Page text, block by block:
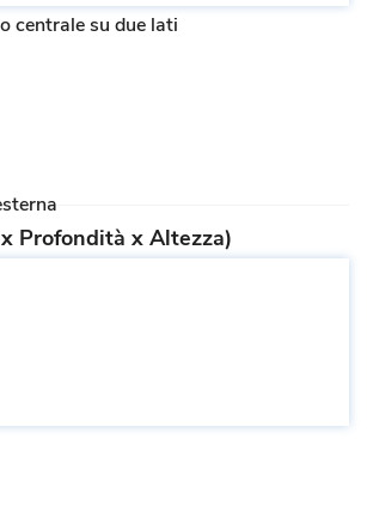
centrale su due lati
Profondità x Altezza)